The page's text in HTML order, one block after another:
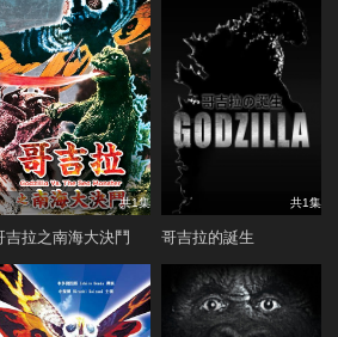
共1集
吉拉之南海大決鬥
共1集
哥吉拉的誕生